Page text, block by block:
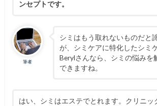
ンセプトです。
筆者
シミはもう取れないものだと
が、シミケアに特化したシミ
Berylさんなら、シミの悩みを
できますね。
はい、シミはエステでとれます。クリニッ